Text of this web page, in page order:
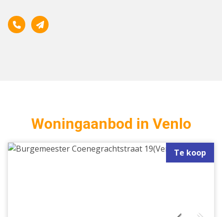
Woningaanbod in Venlo
Te koop